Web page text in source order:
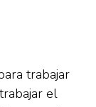
trabajar
el